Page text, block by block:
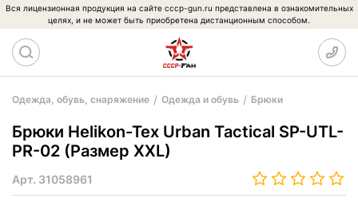
Вся лицензионная продукция на сайте cccp-gun.ru представлена в ознакомительных
целях, и не может быть приобретена дистанционным способом.
Одежда, обувь, снаряжение Одежда и обувь Брюки
Брюки Helikon-Tex Urban Tactical SP-UTL-
PR-02 (Размер XXL)
Арт. 31058961